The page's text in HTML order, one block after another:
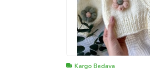
Kargo Bedava